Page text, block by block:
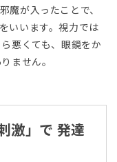
魔が入ったことで、
いいます。視力では
悪くても、眼鏡をか
ません。
激」で 発達